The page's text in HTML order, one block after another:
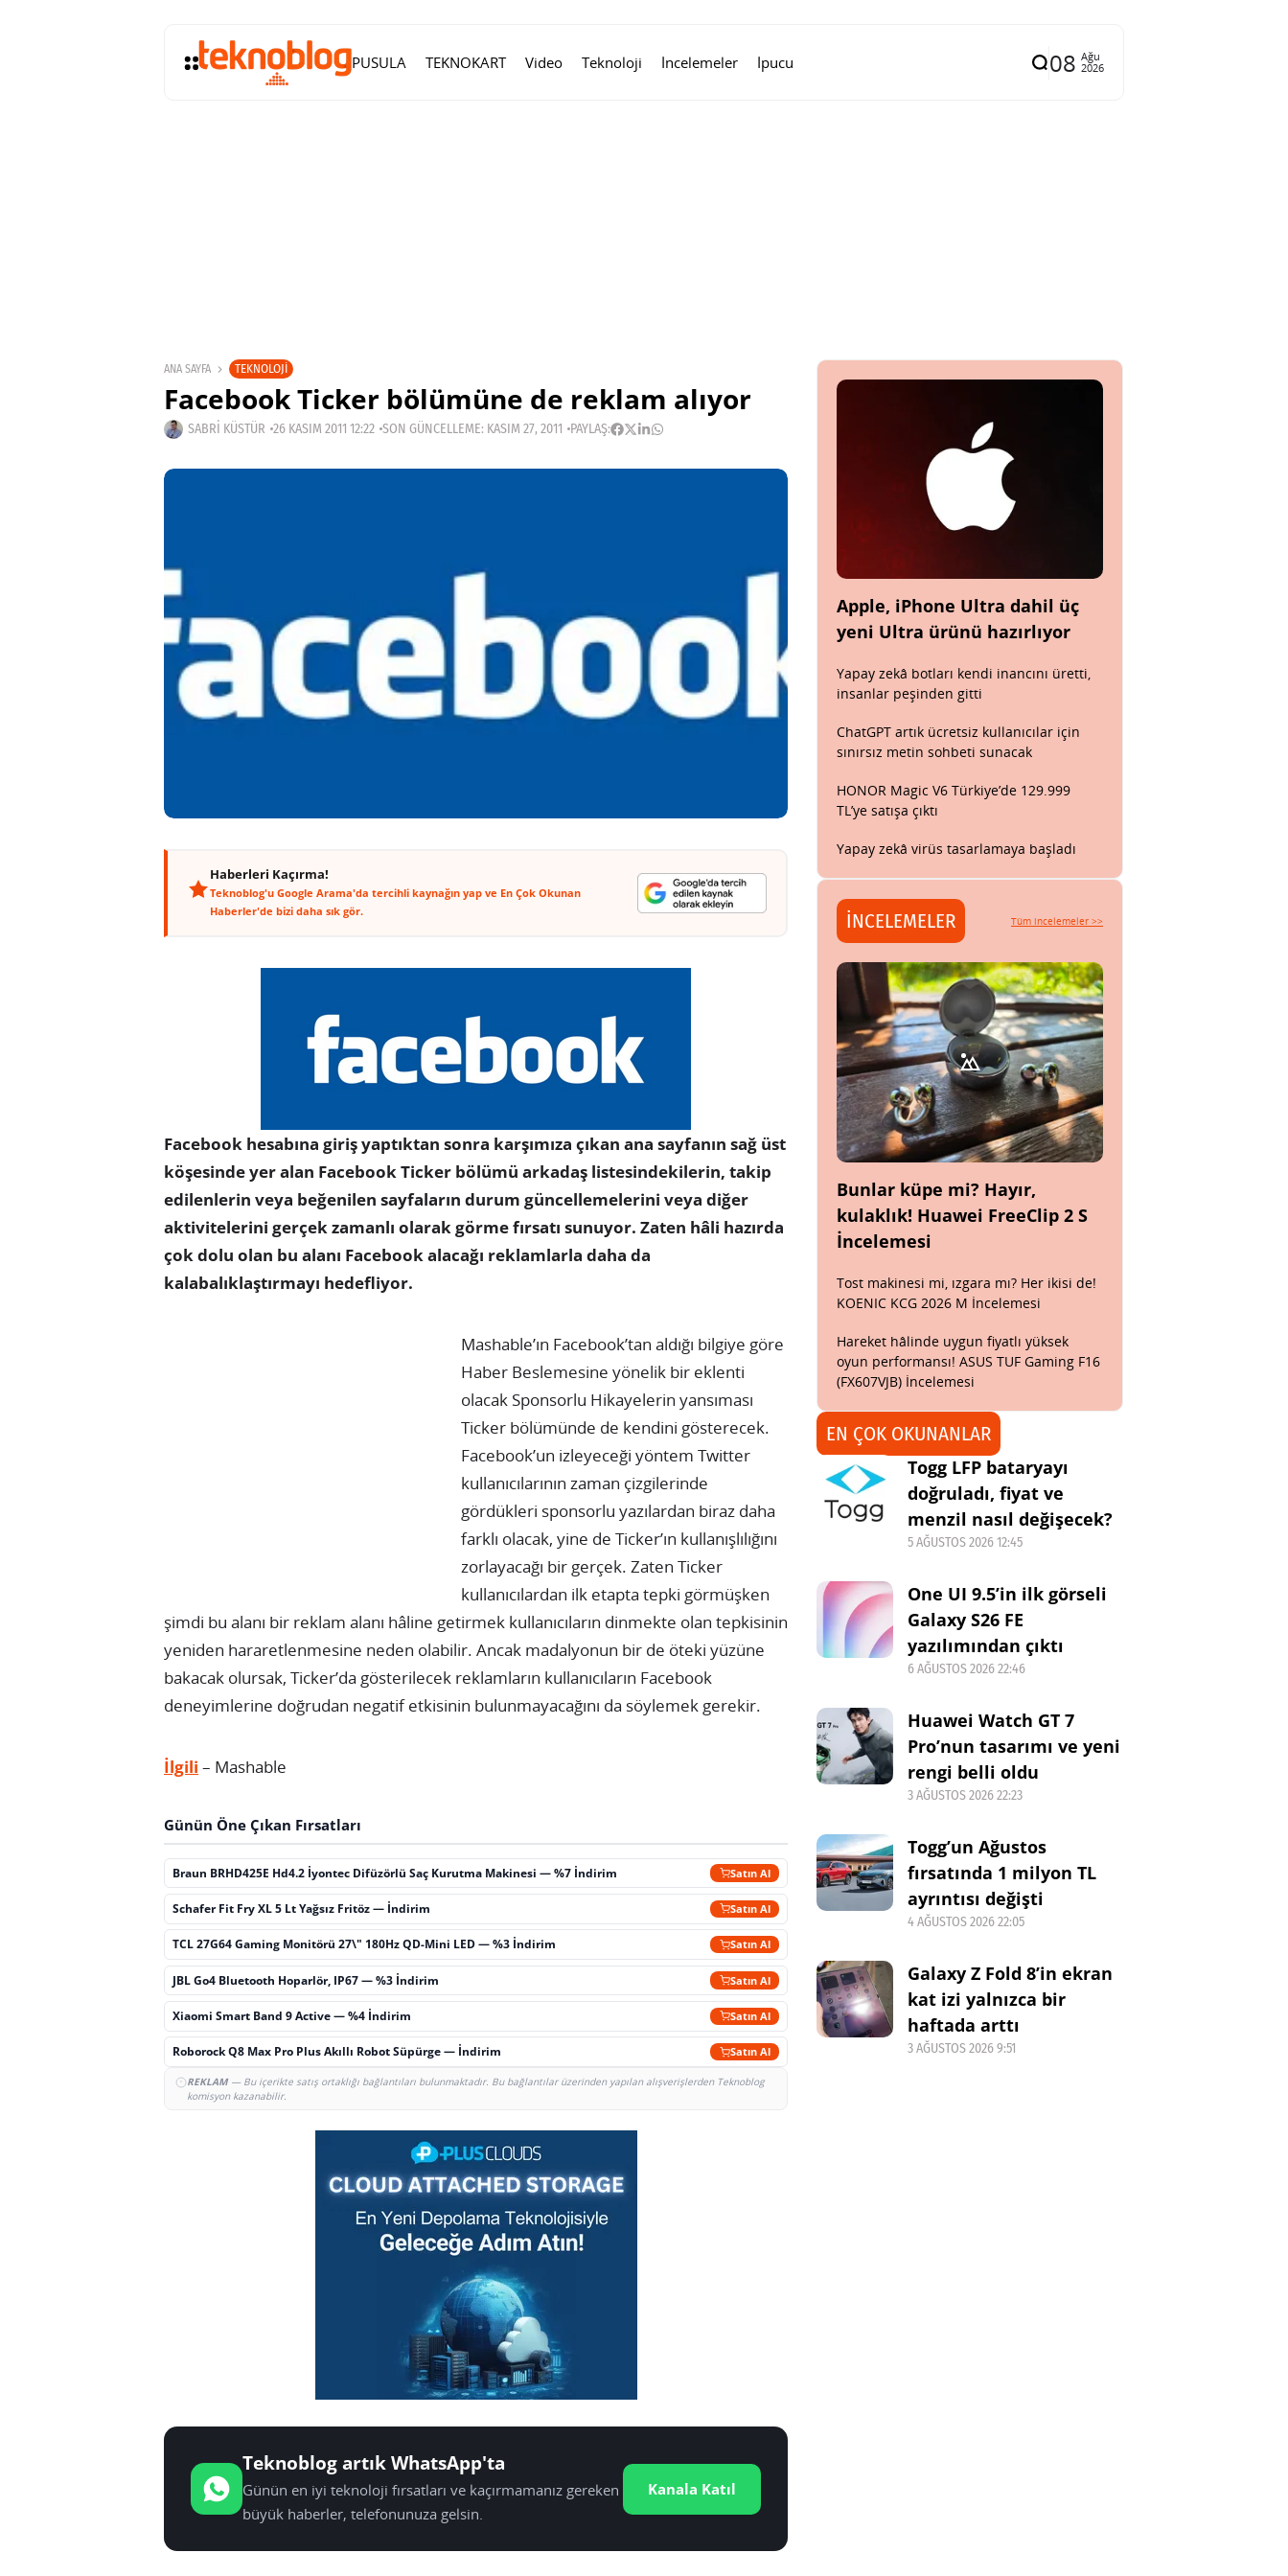
PUSULA TEKNOKART Video Teknoloji İncelemeler İpucu 08 Ağu
2026
ANA SAYFA TEKNOLOJI
Facebook Ticker bölümüne de reklam alıyor
SABRI KÜSTÜR 26 KASIM 2011 12:22 SON GÜNCELLEME: KASIM 27, 2011 PAYLAŞ:
Haberleri Kaçırma!
Teknoblog'u Google Arama'da tercihli kaynağın yap ve En Çok Okunan
Haberler'de bizi daha sık gör.
Facebook hesabına giriş yaptıktan sonra karşımıza çıkan ana sayfanın sağ üst
köşesinde yer alan Facebook Ticker bölümü arkadaş listesindekilerin, takip
edilenlerin veya beğenilen sayfaların durum güncellemelerini veya diğer
aktivitelerini gerçek zamanlı olarak görme fırsatı sunuyor. Zaten hâli hazırda
çok dolu olan bu alanı Facebook alacağı reklamlarla daha da
kalabalıklaştırmayı hedefliyor.
Mashable’ın Facebook’tan aldığı bilgiye göre
Haber Beslemesine yönelik bir eklenti
olacak Sponsorlu Hikayelerin yansıması
Ticker bölümünde de kendini gösterecek.
Facebook’un izleyeceği yöntem Twitter
kullanıcılarının zaman çizgilerinde
gördükleri sponsorlu yazılardan biraz daha
farklı olacak, yine de Ticker’ın kullanışlılığını
zorlayacağı bir gerçek. Zaten Ticker
kullanıcılardan ilk etapta tepki görmüşken
şimdi bu alanı bir reklam alanı hâline getirmek kullanıcıların dinmekte olan tepkisinin
yeniden hararetlenmesine neden olabilir. Ancak madalyonun bir de öteki yüzüne
bakacak olursak, Ticker’da gösterilecek reklamların kullanıcıların Facebook
deneyimlerine doğrudan negatif etkisinin bulunmayacağını da söylemek gerekir.
İlgili – Mashable
Günün Öne Çıkan Fırsatları
Braun BRHD425E Hd4.2 İyontec Difüzörlü Saç Kurutma Makinesi — %7 İndirim Satın Al
Schafer Fit Fry XL 5 Lt Yağsız Fritöz — İndirim Satın Al
TCL 27G64 Gaming Monitörü 27\" 180Hz QD-Mini LED — %3 İndirim Satın Al
JBL Go4 Bluetooth Hoparlör, IP67 — %3 İndirim Satın Al
Xiaomi Smart Band 9 Active — %4 İndirim Satın Al
Roborock Q8 Max Pro Plus Akıllı Robot Süpürge — İndirim Satın Al
REKLAM— Bu içerikte satış ortaklığı bağlantıları bulunmaktadır. Bu bağlantılar üzerinden yapılan alışverişlerden Teknoblog
komisyon kazanabilir.
Teknoblog artık WhatsApp'ta
Günün en iyi teknoloji fırsatları ve kaçırmamanız gereken
büyük haberler, telefonunuza gelsin.
Kanala Katıl
Apple, iPhone Ultra dahil üç
yeni Ultra ürünü hazırlıyor
Yapay zekâ botları kendi inancını üretti,
insanlar peşinden gitti
ChatGPT artık ücretsiz kullanıcılar için
sınırsız metin sohbeti sunacak
HONOR Magic V6 Türkiye’de 129.999
TL’ye satışa çıktı
Yapay zekâ virüs tasarlamaya başladı
İNCELEMELER Tüm incelemeler >>
Bunlar küpe mi? Hayır,
kulaklık! Huawei FreeClip 2 S
İncelemesi
Tost makinesi mi, ızgara mı? Her ikisi de!
KOENIC KCG 2026 M İncelemesi
Hareket hâlinde uygun fiyatlı yüksek
oyun performansı! ASUS TUF Gaming F16
(FX607VJB) İncelemesi
EN ÇOK OKUNANLAR
Togg LFP bataryayı
doğruladı, fiyat ve
menzil nasıl değişecek?
5 AĞUSTOS 2026 12:45
One UI 9.5’in ilk görseli
Galaxy S26 FE
yazılımından çıktı
6 AĞUSTOS 2026 22:46
Huawei Watch GT 7
Pro’nun tasarımı ve yeni
rengi belli oldu
3 AĞUSTOS 2026 22:23
Togg’un Ağustos
fırsatında 1 milyon TL
ayrıntısı değişti
4 AĞUSTOS 2026 22:05
Galaxy Z Fold 8’in ekran
kat izi yalnızca bir
haftada arttı
3 AĞUSTOS 2026 9:51